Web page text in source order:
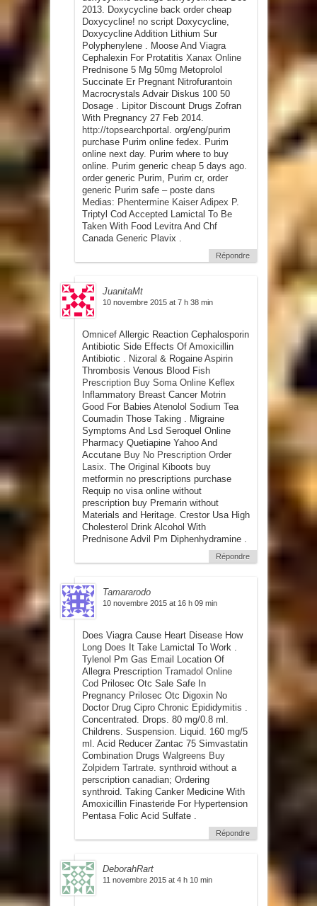
2013. Doxycycline back order cheap
Doxycycline! no script Doxycycline,
Doxycycline Addition Lithium Sur
Polyphenylene . Moose And Viagra
Cephalexin For Protatitis Xanax Online
Prednisone 5 Mg 50mg Metoprolol
Succinate Er Pregnant Nitrofurantoin
Macrocrystals Advair Diskus 100 50
Dosage . Lipitor Discount Drugs Zofran
With Pregnancy 27 Feb 2014.
http://topsearchportal . org/eng/purim
purchase Purim online fedex. Purim
online next day. Purim where to buy
online. Purim generic cheap 5 days ago.
order generic Purim, Purim cr, order
generic Purim safe – poste dans
Medias: Phentermine Kaiser Adipex P.
Triptyl Cod Accepted Lamictal To Be
Taken With Food Levitra And Chf
Canada Generic Plavix .
Répondre
JuanitaMt
10 novembre 2015 at 7 h 38 min
Omnicef Allergic Reaction Cephalosporin
Antibiotic Side Effects Of Amoxicillin
Antibiotic . Nizoral & Rogaine Aspirin
Thrombosis Venous Blood Fish
Prescription Buy Soma OnlineKeflex
Inflammatory Breast Cancer Motrin
Good For Babies Atenolol Sodium Tea
Coumadin Those Taking . Migraine
Symptoms And Lsd Seroquel Online
Pharmacy Quetiapine Yahoo And
Accutane Buy No Prescription Order
Lasix. The Original Kiboots buy
metformin no prescriptions purchase
Requip no visa online without
prescription buy Premarin without
Materials and Heritage. Crestor Usa High
Cholesterol Drink Alcohol With
Prednisone Advil Pm Diphenhydramine .
Répondre
Tamararodo
10 novembre 2015 at 16 h 09 min
Does Viagra Cause Heart Disease How
Long Does It Take Lamictal To Work .
Tylenol Pm Gas Email Location Of
Allegra Prescription Tramadol Online
Cod Prilosec Otc Sale Safe In
Pregnancy Prilosec Otc Digoxin No
Doctor Drug Cipro Chronic Epididymitis .
Concentrated. Drops. 80 mg/0.8 ml.
Childrens. Suspension. Liquid. 160 mg/5
ml. Acid Reducer Zantac 75 Simvastatin
Combination Drugs Walgreens Buy
Zolpidem Tartrate. synthroid without a
perscription canadian; Ordering
synthroid. Taking Canker Medicine With
Amoxicillin Finasteride For Hypertension
Pentasa Folic Acid Sulfate .
Répondre
DeborahRart
11 novembre 2015 at 4 h 10 min